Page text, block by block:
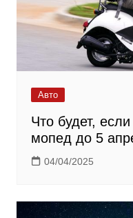
Авто
Что будет,
мопед до 5
04/04/2025